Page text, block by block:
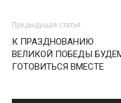
Предыдущая статья
К ПРАЗДНОВАНИЮ
ВЕЛИКОЙ ПОБЕДЫ
ГОТОВИТЬСЯ ВМЕСТЕ